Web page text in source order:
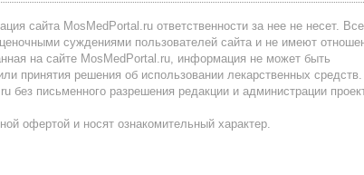
сайта MosMedPortal.ru ответственности за нее не несет.
суждениями пользователей сайта и не имеют
на сайте MosMedPortal.ru, информация не может быть
принятия решения об использовании лекарственных средств.
письменного разрешения редакции и администрации
офертой и носят ознакомительный характер.